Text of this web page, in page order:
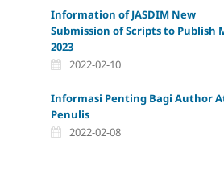
Information of JASDIM New
Submission of Scripts to Publish
2023
2022-02-10
Informasi Penting Bagi Author
Penulis
2022-02-08